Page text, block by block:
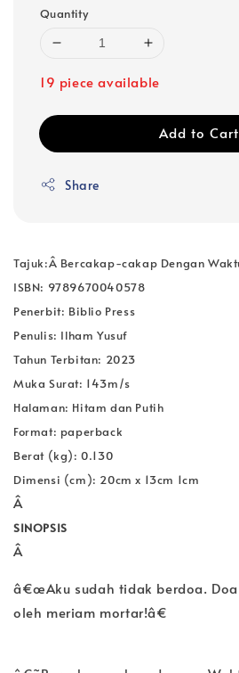
Quantity
19 piece available
Add to Cart
Share
Tajuk:Â Bercakap-cakap Dengan
ISBN: 9789670040578
Penerbit: Biblio Press
Penulis: Ilham Yusuf
Tahun Terbitan: 2023
Muka Surat: 143m/s
Halaman: Hitam dan Putih
Format: paperback
Berat (kg): 0.130
Dimensi (cm): 20cm x 13cm 1cm
Â
SINOPSIS
Â
â€œAku sudah tidak berdoa.
oleh meriam mortar!â€